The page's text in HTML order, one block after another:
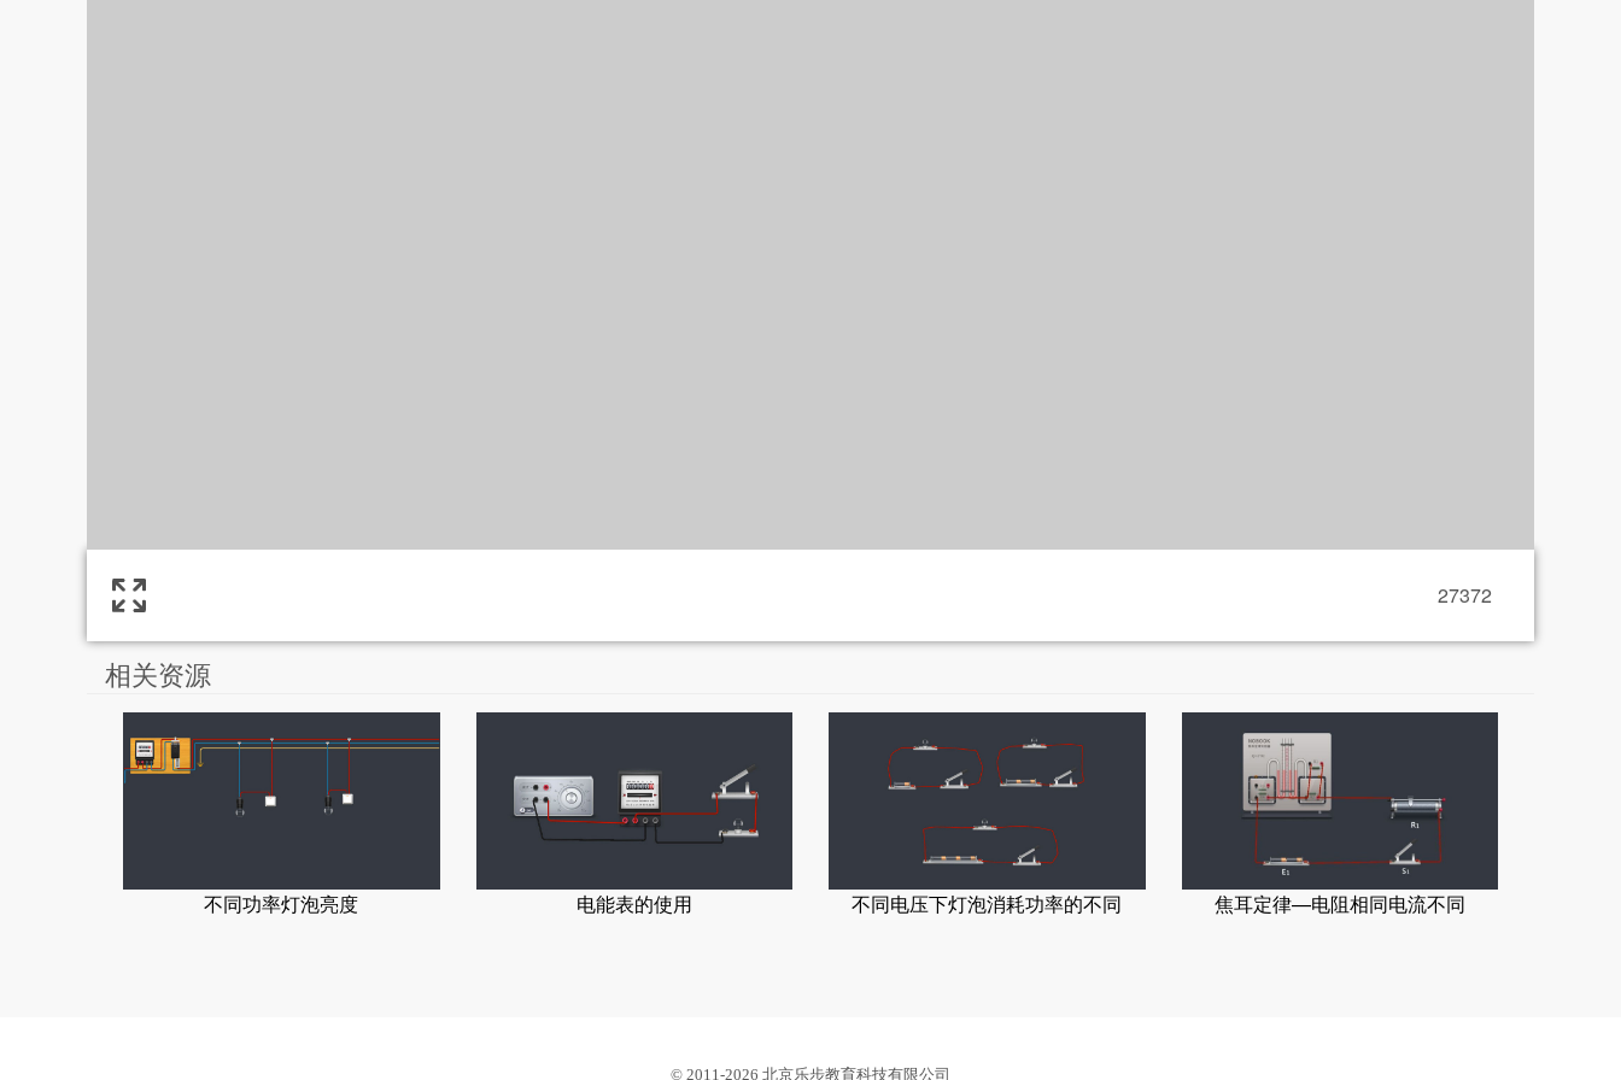
27372
相关资源
不同功率灯泡亮度 电能表的使用 不同电压下灯泡消耗功率的不同 焦耳定律—电阻相同电流不同
© 2011-2026 北京乐步教育科技有限公司